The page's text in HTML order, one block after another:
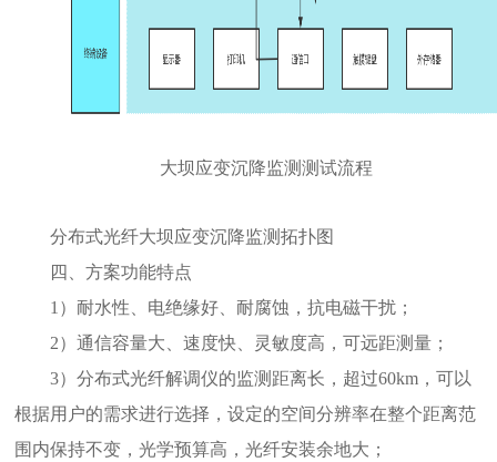
大坝应变沉降监测测试流程
分布式光纤大坝应变沉降监测拓扑图
四、方案功能特点
1）耐水性、电绝缘好、耐腐蚀，抗电磁干扰；
2）通信容量大、速度快、灵敏度高，可远距测量；
3）分布式光纤解调仪的监测距离长，超过60km，可以
根据用户的需求进行选择，设定的空间分辨率在整个距离范
围内保持不变，光学预算高，光纤安装余地大；